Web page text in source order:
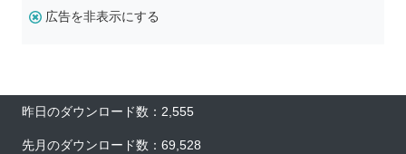
広告を非表示にする
昨日のダウンロード数：2,555
先月のダウンロード数：69,528